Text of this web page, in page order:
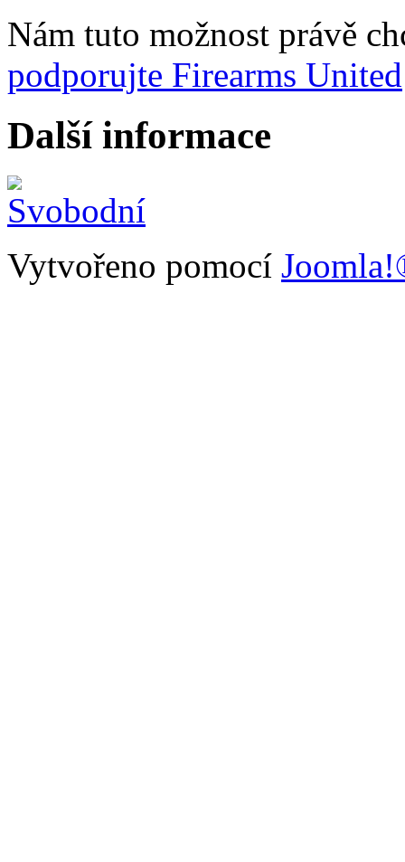
Nám tuto možnost právě
podporujte Firearms United
Další informace
Vytvořeno pomocí